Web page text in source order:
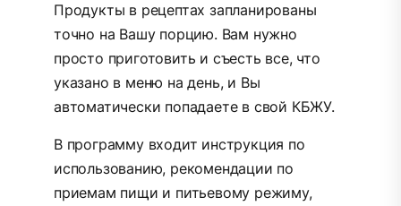
Продукты в рецептах запланированы
точно на Вашу порцию. Вам нужно
просто приготовить и съесть все, что
указано в меню на день, и Вы
автоматически попадаете в свой КБЖУ.
В программу входит инструкция по
использованию, рекомендации по
приемам пищи и питьевому режиму,